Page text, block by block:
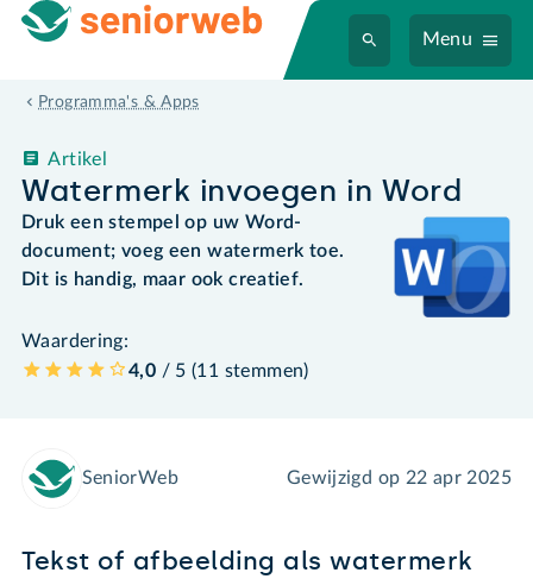
Menu
Programma's & Apps
Watermerk invoegen in Word
Artikel
Druk een stempel op uw Word-
document; voeg een watermerk toe.
Dit is handig, maar ook creatief.
Waardering:
4,0 / 5 (11 stemmen)
SeniorWeb Gewijzigd op 22 apr 2025
Tekst of afbeelding als watermerk